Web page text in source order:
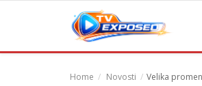
Home Novosti Velika